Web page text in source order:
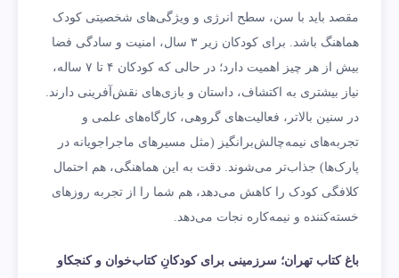
مقصد باید با سن، سطح انرژی و ویژگی‌های شخصیتی کودک
هماهنگ باشد. برای کودکان زیر ۳ سال، امنیت و سادگی فضا
بیش از هر چیز اهمیت دارد؛ در حالی که کودکان ۴ تا ۷ ساله،
نیاز بیشتری به اکتشاف، داستان و بازی‌های نقش‌آفرینی دارند.
در سنین بالاتر، فعالیت‌های گروهی، کارگاه‌های علمی و
تجربه‌های نیمه‌چالش‌برانگیز (مثل مسیرهای ماجراجویانه در
پارک‌ها) جذاب‌تر می‌شوند. دقت به این هماهنگی، هم احتمال
کلافگی کودک را کاهش می‌دهد، هم شما را از تجربه روزهای
خسته‌کننده و نیمه‌کاره نجات می‌دهد.
باغ کتاب تهران؛ سرزمینی برای کودکانِ کتاب‌خوان و کنجکاو